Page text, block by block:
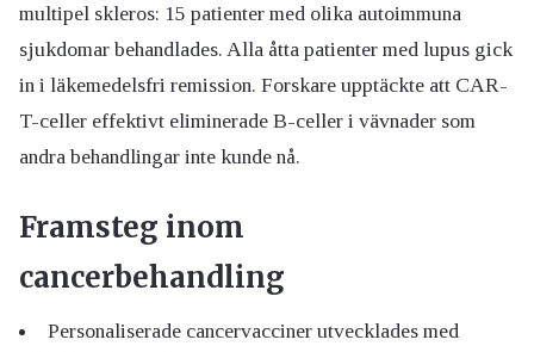
multipel skleros: 15 patienter med olika autoimmuna
sjukdomar behandlades. Alla åtta patienter med lupus gick
in i läkemedelsfri remission. Forskare upptäckte att CAR-
T-celler effektivt eliminerade B-celler i vävnader som
andra behandlingar inte kunde nå.
Framsteg inom
cancerbehandling
Personaliserade cancervacciner utvecklades med